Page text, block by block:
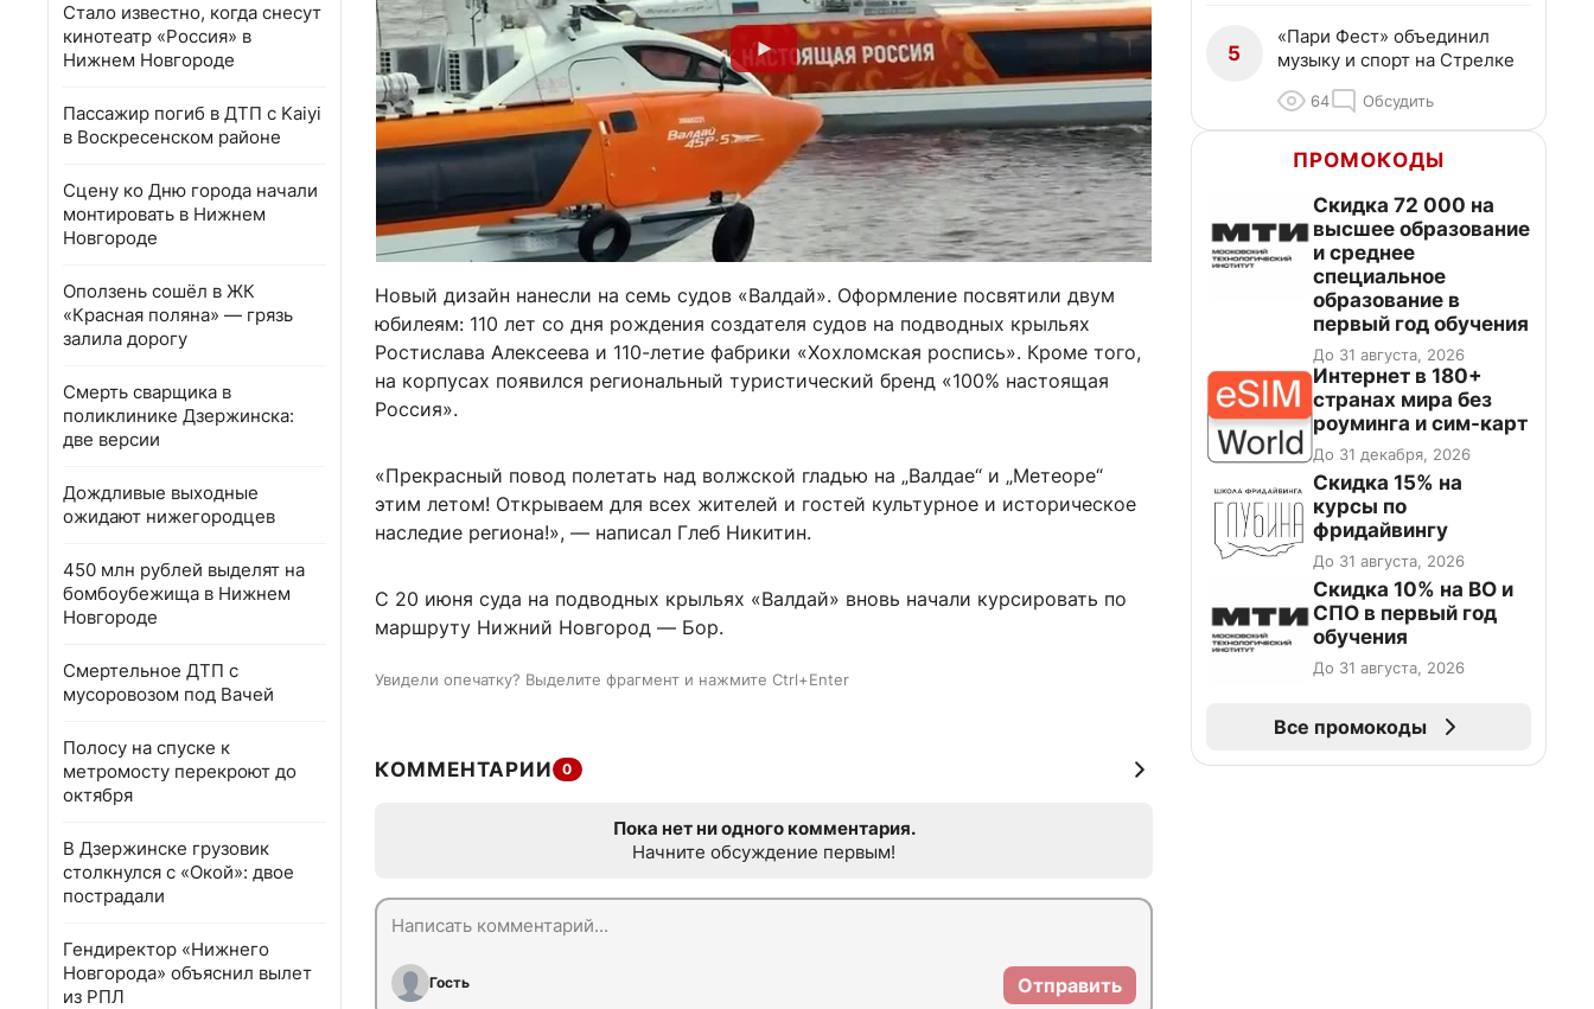
Стало известно, когда снесут
кинотеатр «Россия» в
Нижнем Новгороде
Пассажир погиб в ДТП с Kaiyi
в Воскресенском районе
Сцену ко Дню города начали
монтировать в Нижнем
Новгороде
Оползень сошёл в ЖК
«Красная поляна» — грязь
залила дорогу
Смерть сварщика в
поликлинике Дзержинска:
две версии
Дождливые выходные
ожидают нижегородцев
450 млн рублей выделят на
бомбоубежища в Нижнем
Новгороде
Смертельное ДТП с
мусоровозом под Вачей
Полосу на спуске к
метромосту перекроют до
октября
В Дзержинске грузовик
столкнулся с «Окой»: двое
пострадали
Гендиректор «Нижнего
Новгорода» объяснил вылет
из РПЛ
Новый дизайн нанесли на семь судов «Валдай». Оформление посвятили двум
юбилеям: 110 лет со дня рождения создателя судов на подводных крыльях
Ростислава Алексеева и 110-летие фабрики «Хохломская роспись». Кроме того,
на корпусах появился региональный туристический бренд «100% настоящая
Россия».
«Прекрасный повод полетать над волжской гладью на „Валдае“ и „Метеоре“
этим летом! Открываем для всех жителей и гостей культурное и историческое
наследие региона!», — написал Глеб Никитин.
С 20 июня суда на подводных крыльях «Валдай» вновь начали курсировать по
маршруту Нижний Новгород — Бор.
Увидели опечатку? Выделите фрагмент и нажмите Ctrl+Enter
КОММЕНТАРИИ 0
Пока нет ни одного комментария.
Начните обсуждение первым!
Гость Отправить
5
«Пари Фест» объединил
музыку и спорт на Стрелке
64 Обсудить
ПРОМОКОДЫ
Скидка 72 000 на
высшее образование
и среднее
специальное
образование в
первый год обучения
До 31 августа, 2026
Интернет в 180+
странах мира без
роуминга и сим-карт
До 31 декабря, 2026
Скидка 15% на
курсы по
фридайвингу
До 31 августа, 2026
Скидка 10% на ВО и
СПО в первый год
обучения
До 31 августа, 2026
Все промокоды